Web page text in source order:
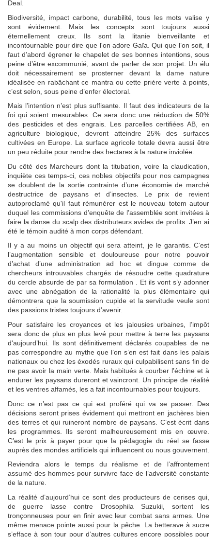
Deal.
Biodiversité, impact carbone, durabilité, tous les mots valise y
sont évidement. Mais les concepts sont toujours aussi
éternellement creux. Ils sont la litanie bienveillante et
incontournable pour dire que l'on adore Gaïa. Qui que l’on soit, il
faut d’abord égrener le chapelet de ses bonnes intentions, sous
peine d’être excommunié, avant de parler de son projet. Un élu
doit nécessairement se prosterner devant la dame nature
idéalisée en rabâchant ce mantra ou cette prière verte à points,
c’est selon, sous peine d’enfer électoral.
Mais l’intention n’est plus suffisante. Il faut des indicateurs de la
foi qui soient mesurables. Ce sera donc une réduction de 50%
des pesticides et des engrais. Les parcelles certifiées AB, en
agriculture biologique, devront atteindre 25% des surfaces
cultivées en Europe. La surface agricole totale devra aussi être
un peu réduite pour rendre des hectares à la nature inviolée.
Du côté des Marcheurs dont la titubation, voire la claudication,
inquiète ces temps-ci, ces nobles objectifs pour nos campagnes
se doublent de la sortie contrainte d’une économie de marché
destructrice de paysans et d’insectes. Le prix de revient
autoproclamé qu'il faut rémunérer est le nouveau totem autour
duquel les commissions d’enquête de l’assemblée sont invitées à
faire la danse du scalp des distributeurs avides de profits. J’en ai
été le témoin audité à mon corps défendant.
Il y a au moins un objectif qui sera atteint, je le garantis. C’est
l’augmentation sensible et douloureuse pour notre pouvoir
d’achat d’une administration ad hoc et dingue comme de
chercheurs introuvables chargés de résoudre cette quadrature
du cercle absurde de par sa formulation . Et ils vont s’y adonner
avec une abnégation de la rationalité la plus élémentaire qui
démontrera que la soumission cupide et la servitude veule sont
des passions tristes toujours d’avenir.
Pour satisfaire les croyances et les jalousies urbaines, l’impôt
sera donc de plus en plus levé pour mettre à terre les paysans
d'aujourd’hui. Ils sont définitivement déclarés coupables de ne
pas correspondre au mythe que l’on s’en est fait dans les palais
nationaux ou chez les éxodés ruraux qui culpabilisent sans fin de
ne pas avoir la main verte. Mais habitués à courber l’échine et à
endurer les paysans dureront et vaincront. Un principe de réalité
et les ventres affamés, les a fait incontournables pour toujours.
Donc ce n’est pas ce qui est proféré qui va se passer. Des
décisions seront prises évidement qui mettront en jachères bien
des terres et qui ruineront nombre de paysans. C’est écrit dans
les programmes. Ils seront malheureusement mis en œuvre.
C’est le prix à payer pour que la pédagogie du réel se fasse
auprès des mondes artificiels qui influencent ou nous gouvernent.
Reviendra alors le temps du réalisme et de l’affrontement
assumé des hommes pour survivre face de l’adversité constante
de la nature.
La réalité d’aujourd’hui ce sont des producteurs de cerises qui,
de guerre lasse contre Drosophila Suzukii, sortent les
tronçonneuses pour en finir avec leur combat sans armes. Une
même menace pointe aussi pour la pêche. La betterave à sucre
s’efface à son tour pour d’autres cultures encore possibles pour